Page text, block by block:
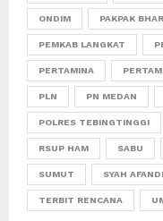
ONDIM PAKPAK
PEMKAB LANGKAT
PERTAMINA
PLN PN MEDAN
POLRES TEBINGTINGGI
RSUP HAM SABU
SUMUT SYAH
TERBIT RENCANA